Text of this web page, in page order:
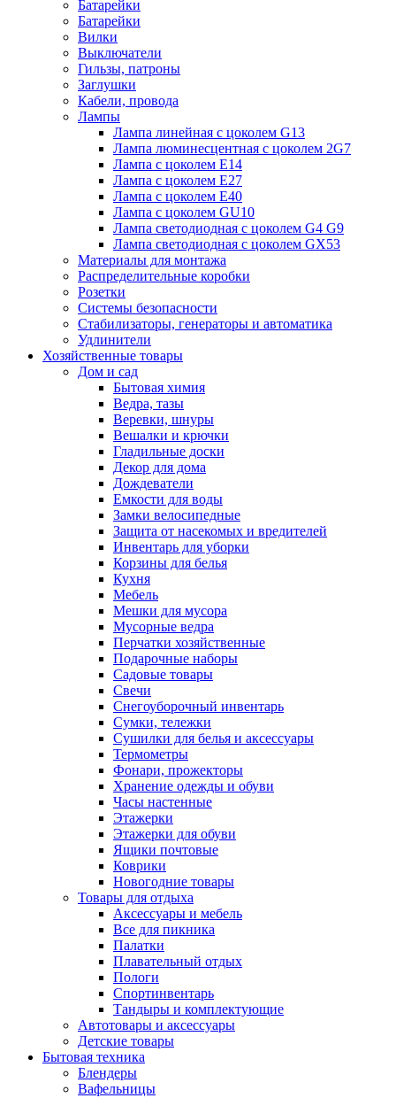
Батарейки
Батарейки
Вилки
Выключатели
Гильзы, патроны
Заглушки
Кабели, провода
Лампы
Лампа линейная с цоколем G13
Лампа люминесцентная с цоколем 2G7
Лампа с цоколем E14
Лампа с цоколем E27
Лампа с цоколем E40
Лампа с цоколем GU10
Лампа светодиодная с цоколем G4 G9
Лампа светодиодная с цоколем GX53
Материалы для монтажа
Распределительные коробки
Розетки
Системы безопасности
Стабилизаторы, генераторы и автоматика
Удлинители
Хозяйственные товары
Дом и сад
Бытовая химия
Ведра, тазы
Веревки, шнуры
Вешалки и крючки
Гладильные доски
Декор для дома
Дождеватели
Емкости для воды
Замки велосипедные
Защита от насекомых и вредителей
Инвентарь для уборки
Корзины для белья
Кухня
Мебель
Мешки для мусора
Мусорные ведра
Перчатки хозяйственные
Подарочные наборы
Садовые товары
Свечи
Снегоуборочный инвентарь
Сумки, тележки
Сушилки для белья и аксессуары
Термометры
Фонари, прожекторы
Хранение одежды и обуви
Часы настенные
Этажерки
Этажерки для обуви
Ящики почтовые
Коврики
Новогодние товары
Товары для отдыха
Аксессуары и мебель
Все для пикника
Палатки
Плавательный отдых
Пологи
Спортинвентарь
Тандыры и комплектующие
Автотовары и аксессуары
Детские товары
Бытовая техника
Блендеры
Вафельницы